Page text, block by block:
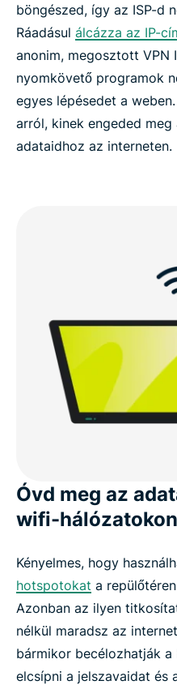
böngészed, így az ISP-d
Ráadásul álcázza az IP-
anonim, megosztott VPN
nyomkövető programok
egyes lépésedet a
arról, kinek engeded
adataidhoz az interneten.
Óvd meg az
wifi-hálózatokon
Kényelmes, hogy
hotspotokat a
Azonban az ilyen
nélkül maradsz az
bármikor becélozhatják a
elcsípni a jelszavaidat és